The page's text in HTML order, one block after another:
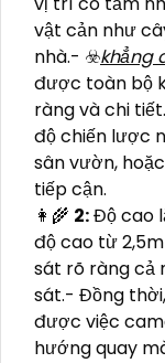
vật cản như
nhà.- ☣️khẳng
được toàn bộ
ràng và chi
độ chiến lược
sân vườn,
tiếp cận.
👩‍🌾 2:Độ cao
độ cao từ
sát rõ ràng cả
sát.- Đồng
được việc
hướng quay